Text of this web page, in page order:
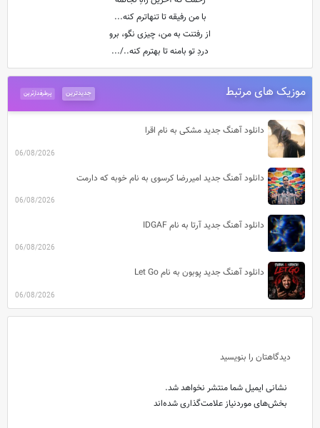
با من رفیقه تا تنهاترم کنه...
از رفتنت به من، چیزی نگو، برو
دردِ تو بامنه تا بهترم کنه../...
موزیک های مرتبط پرطرفدارترین جدیدترین
دانلود آهنگ جدید مشکی به نام اقرا
06/08/2026
دانلود آهنگ جدید امیررضا کرسوی به نام خوبه که دارمت
06/08/2026
دانلود آهنگ جدید آرتا به نام IDGAF
06/08/2026
دانلود آهنگ جدید پوبون به نام Let Go
06/08/2026
دیدگاهتان را بنویسید
نشانی ایمیل شما منتشر نخواهد شد.
بخش‌های موردنیاز علامت‌گذاری شده‌اند